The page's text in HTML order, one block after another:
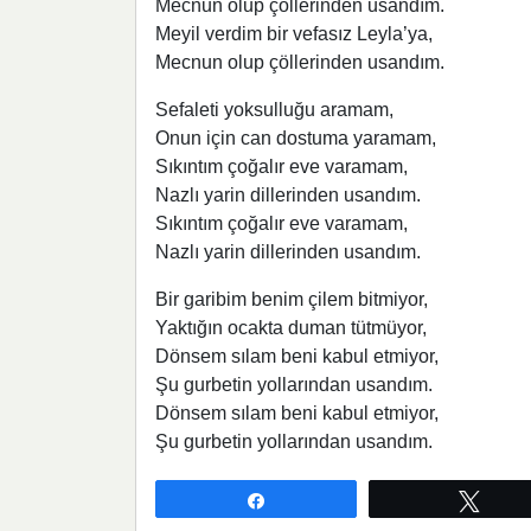
Mecnun olup çöllerinden usandım.
Meyil verdim bir vefasız Leyla’ya,
Mecnun olup çöllerinden usandım.
Sefaleti yoksulluğu aramam,
Onun için can dostuma yaramam,
Sıkıntım çoğalır eve varamam,
Nazlı yarin dillerinden usandım.
Sıkıntım çoğalır eve varamam,
Nazlı yarin dillerinden usandım.
Bir garibim benim çilem bitmiyor,
Yaktığın ocakta duman tütmüyor,
Dönsem sılam beni kabul etmiyor,
Şu gurbetin yollarından usandım.
Dönsem sılam beni kabul etmiyor,
Şu gurbetin yollarından usandım.